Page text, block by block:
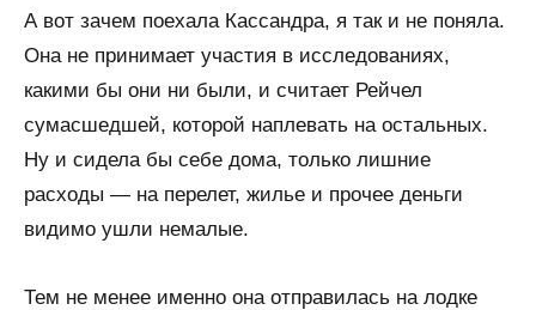
А вот зачем поехала Кассандра, я так и не поняла.
Она не принимает участия в исследованиях,
какими бы они ни были, и считает Рейчел
сумасшедшей, которой наплевать на остальных.
Ну и сидела бы себе дома, только лишние
расходы — на перелет, жилье и прочее деньги
видимо ушли немалые.
Тем не менее именно она отправилась на лодке